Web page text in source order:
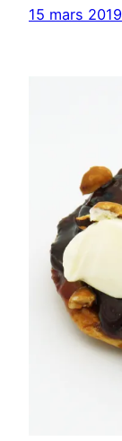
15 mars 2019